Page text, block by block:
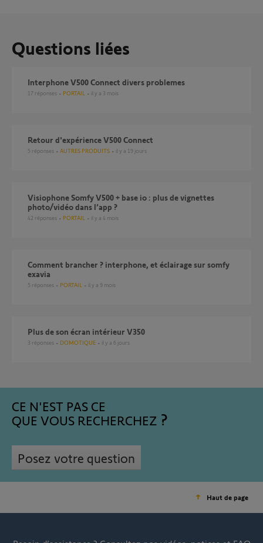
Questions liées
Interphone V500 Connect divers problemes
17 réponses PORTAIL il y a 3 mois
Retour d'expérience V500 Connect
5 réponses AUTRES PRODUITS il y a 19 jours
Visiophone Somfy V500 + base io : plus de vignettes
photo/vidéo dans l’app ?
42 réponses PORTAIL il y a 4 mois
Comment brancher ? interphone, et éclairage sur somfy
exavia
5 réponses PORTAIL il y a 9 mois
Plus de son écran intérieur V350
3 réponses DOMOTIQUE il y a 6 jours
CE N'EST PAS CE
QUE VOUS RECHERCHEZ
Posez votre question
Haut de page